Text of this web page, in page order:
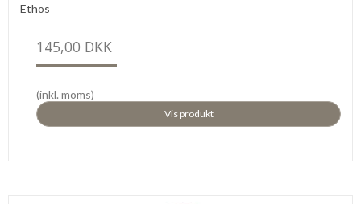
Ethos
145,00 DKK
(inkl. moms)
Vis produkt